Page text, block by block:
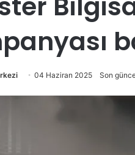
04 Haziran 2025 Son